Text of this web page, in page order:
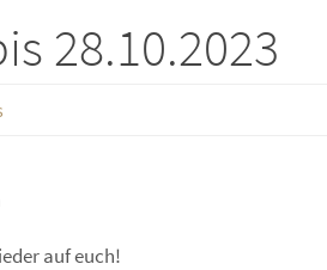
28.10.2023
auf euch!